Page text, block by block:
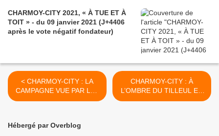
CHARMOY-CITY 2021, « À TUE ET À
TOIT » - du 09 janvier 2021 (J+4406
après le vote négatif fondateur)
< CHARMOY-CITY : LA
CAMPAGNE VUE PAR LES
« VRAIES GENS » - du 18
CHARMOY-CITY : À
L’OMBRE DU TILLEUL EN
ZINC - du 20 février 2020
Hébergé par Overblog